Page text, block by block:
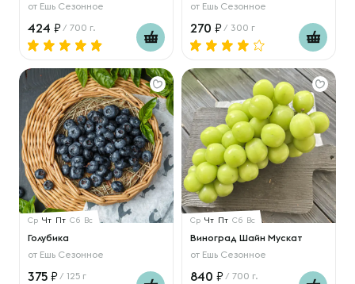
от Ешь Сезонное
424 / 700 г.
от Ешь Сезонное
270 / 300 г
Ср Чт Пт Сб Вс
Голубика
от Ешь Сезонное
375 / 125 г
Ср Чт Пт Сб Вс
Виноград Шайн Мускат
от Ешь Сезонное
840 / 700 г.